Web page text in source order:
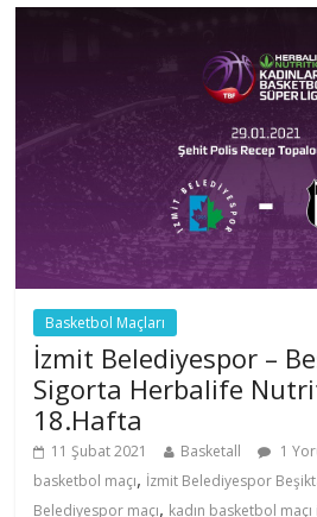
Basketbol Maçları
İzmit Belediyespor –
Sigorta Herbalife
18.Hafta
11 Şubat 2021 Basketall 1
basketbol maçı, İzmit Belediyespor
Belediyespor maçı, kadın basketbol maçı